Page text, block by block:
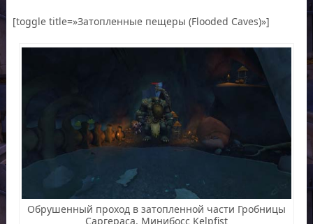
[toggle title=»Затопленные пещеры (Flooded Caves)»]
Обрушенный проход в затопленной части Гробницы
Саргераса. Минибосс Kelpfist